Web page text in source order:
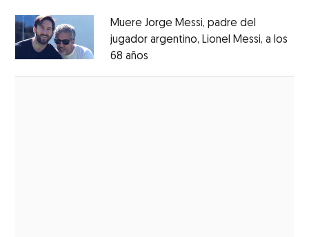
Muere Jorge Messi, padre del
jugador argentino, Lionel Messi, a los
68 años